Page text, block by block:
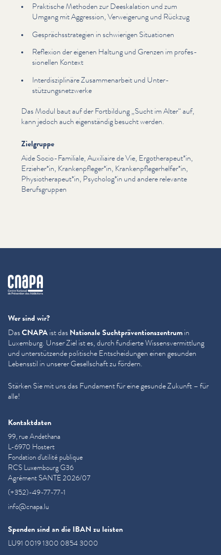
Praktische Methoden zur Deeskala­tion und zum
Umgang mit Aggression, Ver­weigerung und Rückzug
Gesprächsstrate­gien in schwierigen Situationen
Reflexion der eigenen Haltung und Grenzen im pro­fes­
sionellen Kontext
Inter­diszi­plinäre Zusam­me­nar­beit und Unter­
stützungsnet­zw­erke
Das Modul baut auf der Fortbildung„Sucht im Alter“ auf,
kann jedoch auch eigen­ständig besucht werden.
Zielgruppe
Aide Socio-Familiale, Auxiliaire de Vie, Ergotherapeut*in,
Erzieher*in, Krankenpfleger*in, Krankenpflegerhelfer*in,
Physiotherapeut*in, Psycholog*in und andere relevante
Beruf­s­grup­pen
cnapa
Wer sind wir?
DasCNAPAist dasNationale Sucht­präven­tion­szen­trumin
Luxemburg. Unser Ziel ist es, durch fundierte Wis­sensver­mit­tlung
und unter­stützende politische Entschei­dun­gen einen gesunden
Lebensstil in unserer Gesellschaft zu fördern.
Stärken Sie mit uns das Fundament für eine gesunde Zukunft – für
alle!
Kontaktdaten
99, rue Andethana
L-6970 Hostert
Fondation d'utilité publique
RCS Luxembourg G36
Agrément SANTE 2026/07
(+352)-49-77-77-1
info@cnapa.lu
Spenden sind an die IBAN zu leisten
LU91 0019 1300 0854 3000